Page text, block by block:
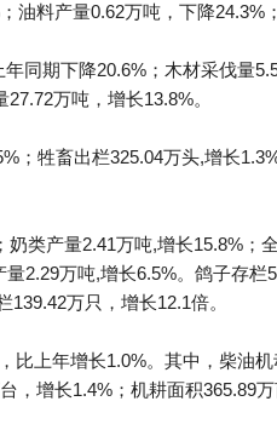
油料产量0.62万吨，下降24.3%
同期下降20.6%；木材采伐量
万吨，增长13.8%。
；牲畜出栏325.04万头,增长
类产量2.41万吨,增长15.8%
2.29万吨,增长6.5%。鸽子存
万只，增长12.1倍。
比上年增长1.0%。其中，柴油
，增长1.4%；机耕面积365.89